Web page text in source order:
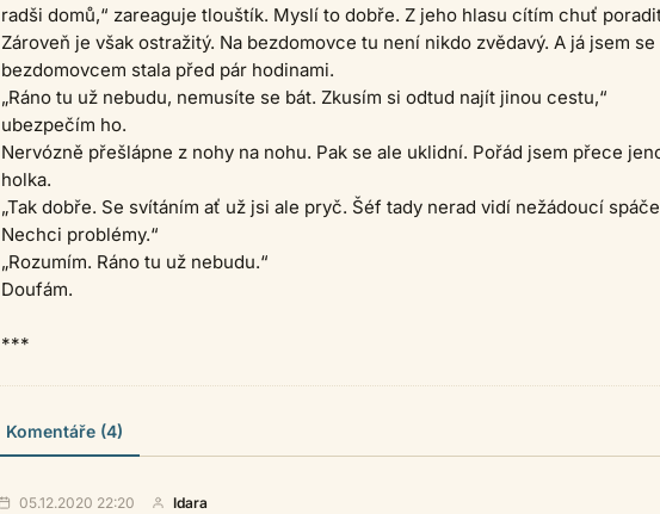
radši domů,“ zareaguje tlouštík. Myslí to dobře. Z jeho hlasu cítím chuť
Zároveň je však ostražitý. Na bezdomovce tu není nikdo zvědavý. A já jsem se
bezdomovcem stala před pár hodinami.
„Ráno tu už nebudu, nemusíte se bát. Zkusím si odtud najít jinou cestu,“
ubezpečím ho.
Nervózně přešlápne z nohy na nohu. Pak se ale uklidní. Pořád jsem přece
holka.
„Tak dobře. Se svítáním ať už jsi ale pryč. Šéf tady nerad vidí nežádoucí
Nechci problémy.“
„Rozumím. Ráno tu už nebudu.“
Doufám.
***
Komentáře (4)
05.12.2020 22:20 Idara